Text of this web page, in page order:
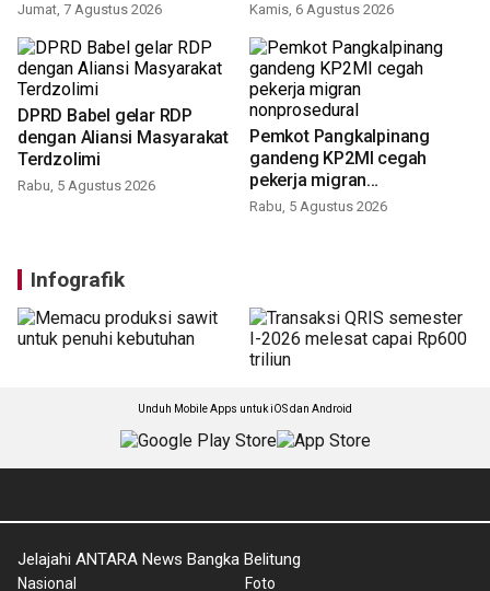
Jumat, 7 Agustus 2026 Kamis, 6 Agustus 2026
DPRD Babel gelar RDP
dengan Aliansi Masyarakat
Terdzolimi
Rabu, 5 Agustus 2026
Pemkot Pangkalpinang
gandeng KP2MI cegah
pekerja migran
nonprosedural
Rabu, 5 Agustus 2026
Infografik
Unduh Mobile Apps untuk iOS dan Android
Jelajahi ANTARA News Bangka Belitung
Nasional Foto